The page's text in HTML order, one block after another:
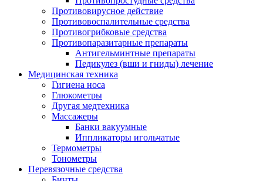
Противовирусное действие
Противовоспалительные средства
Противогрибковые средства
Противопаразитарные препараты
Антигельминтные препараты
Педикулез (вши и гниды) лечение
Медицинская техника
Гигиена носа
Глюкометры
Другая медтехника
Массажеры
Банки вакуумные
Иппликаторы игольчатые
Термометры
Тонометры
Перевязочные средства